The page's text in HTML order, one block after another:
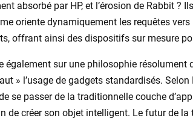
absorbé par HP, et l’érosion de Rabbit
oriente dynamiquement les requêtes
offrant ainsi des dispositifs sur mesure
également sur une philosophie
» l’usage de gadgets standardisés.
se passer de la traditionnelle couche
de créer son objet intelligent. Le futur de